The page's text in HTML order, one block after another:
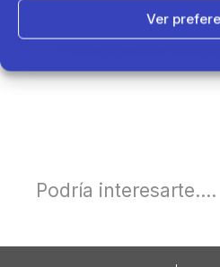
Ver
Podría interesarte....